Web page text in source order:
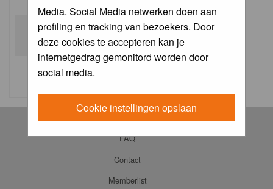
Media. Social Media netwerken doen aan
profiling en tracking van bezoekers. Door
deze cookies te accepteren kan je
internetgedrag gemonitord worden door
social media.
Cookie instellingen opslaan
I forgot my password
FAQ
Contact
Memberlist